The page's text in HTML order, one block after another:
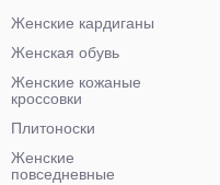
Женские кардиганы
Женская обувь
Женские кожаные
кроссовки
Плитоноски
Женские
повседневные